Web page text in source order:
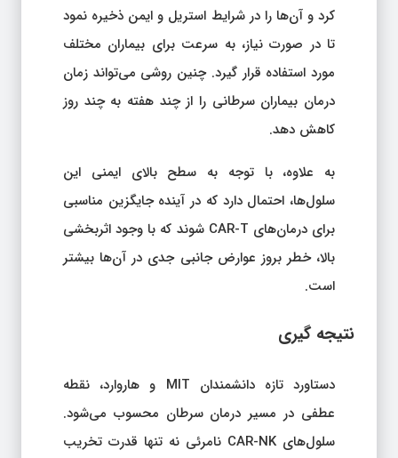
کرد و آن‌ها را در شرایط استریل و ایمن ذخیره نمود
تا در صورت نیاز، به سرعت برای بیماران مختلف
مورد استفاده قرار گیرد. چنین روشی می‌تواند زمان
درمان بیماران سرطانی را از چند هفته به چند روز
کاهش دهد.
به علاوه، با توجه به سطح بالای ایمنی این
سلول‌ها، احتمال دارد که در آینده جایگزین مناسبی
برای درمان‌های CAR-T شوند که با وجود اثربخشی
بالا، خطر بروز عوارض جانبی جدی در آن‌ها بیشتر
است.
نتیجه‌ گیری
دستاورد تازه دانشمندان MIT و هاروارد، نقطه
عطفی در مسیر درمان سرطان محسوب می‌شود.
سلول‌های CAR-NK نامرئی نه تنها قدرت تخریب